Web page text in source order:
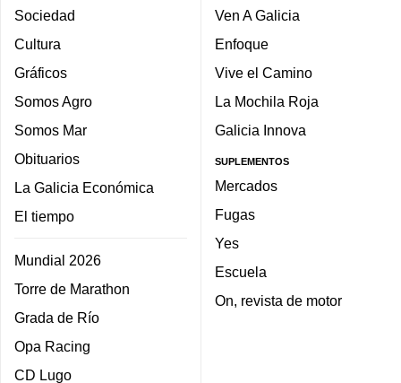
Sociedad
Cultura
Gráficos
Somos Agro
Somos Mar
Obituarios
La Galicia Económica
El tiempo
Mundial 2026
Torre de Marathon
Grada de Río
Opa Racing
CD Lugo
Ven A Galicia
Enfoque
Vive el Camino
La Mochila Roja
Galicia Innova
SUPLEMENTOS
Mercados
Fugas
Yes
Escuela
On, revista de motor